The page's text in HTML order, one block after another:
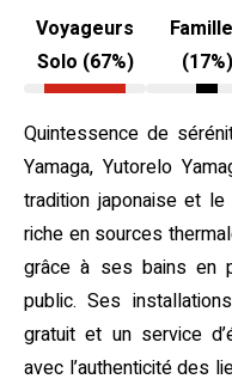
Voyageurs
Solo (67%)
(17%)
Quintessence de
Yamaga, Yutorelo
tradition japonaise et
riche en sources
grâce à ses bains en
public. Ses
gratuit et un service
avec l’authenticité des